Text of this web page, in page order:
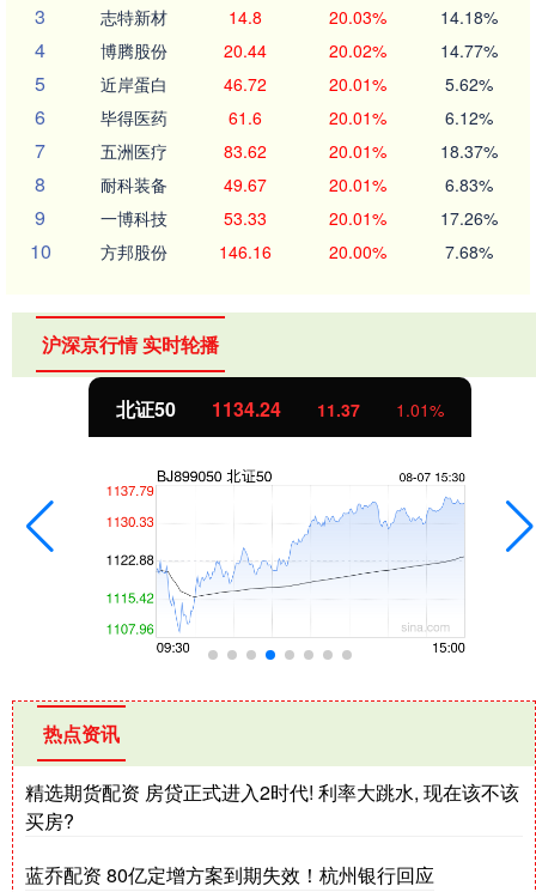
3 志特新材 14.8 20.03% 14.18%
4 博腾股份 20.44 20.02% 14.77%
5 近岸蛋白 46.72 20.01% 5.62%
6 毕得医药 61.6 20.01% 6.12%
7 五洲医疗 83.62 20.01% 18.37%
8 耐科装备 49.67 20.01% 6.83%
9 一博科技 53.33 20.01% 17.26%
10 方邦股份 146.16 20.00% 7.68%
沪深京行情 实时轮播
创业板指 3563.12 47.56 1.35%
热点资讯
精选期货配资 房贷正式进入2时代! 利率大跳水, 现在该不该
买房?
蓝乔配资 80亿定增方案到期失效！杭州银行回应